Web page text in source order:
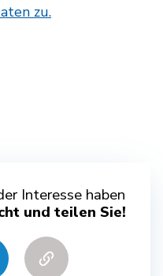
zu.
Interesse haben
und teilen Sie!